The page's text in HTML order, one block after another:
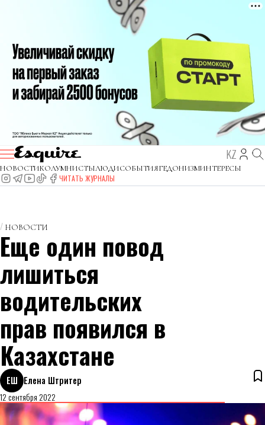
KZ
НОВОСТИКОЛУМНИСТЫЛЮДИСОБЫТИЯГЕДОНИЗМИНТЕРЕСЫ
ЧИТАТЬ ЖУРНАЛЫ
НОВОСТИ
Еще один повод
лишиться
водительских
прав появился в
Казахстане
ЕШ Елена Штритер
12 сентября 2022